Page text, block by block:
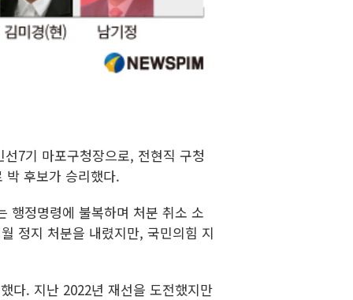
7기 마포구청장으로, 전현직 구청
후보가 승리했다.
행정명령에 불복하며 처분 취소 소
정지 처분을 내렸지만, 국민의힘 지
다. 지난 2022년 재선을 도전했지만